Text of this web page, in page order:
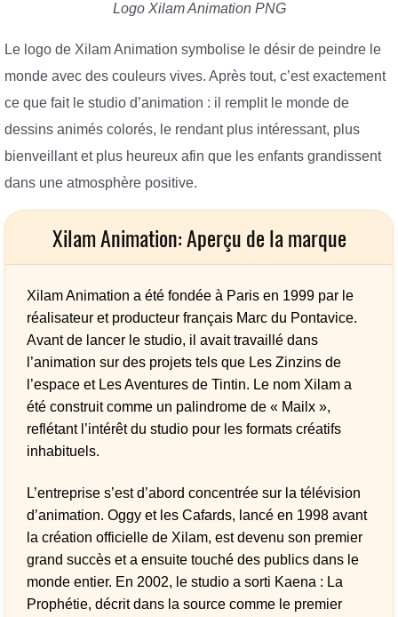
Logo Xilam Animation PNG
Le logo de Xilam Animation symbolise le désir de peindre le
monde avec des couleurs vives. Après tout, c’est exactement
ce que fait le studio d’animation : il remplit le monde de
dessins animés colorés, le rendant plus intéressant, plus
bienveillant et plus heureux afin que les enfants grandissent
dans une atmosphère positive.
Xilam Animation: Aperçu de la marque
Xilam Animation a été fondée à Paris en 1999 par le
réalisateur et producteur français Marc du Pontavice.
Avant de lancer le studio, il avait travaillé dans
l’animation sur des projets tels que Les Zinzins de
l’espace et Les Aventures de Tintin. Le nom Xilam a
été construit comme un palindrome de « Mailx »,
reflétant l’intérêt du studio pour les formats créatifs
inhabituels.
L’entreprise s’est d’abord concentrée sur la télévision
d’animation. Oggy et les Cafards, lancé en 1998 avant
la création officielle de Xilam, est devenu son premier
grand succès et a ensuite touché des publics dans le
monde entier. En 2002, le studio a sorti Kaena : La
Prophétie, décrit dans la source comme le premier